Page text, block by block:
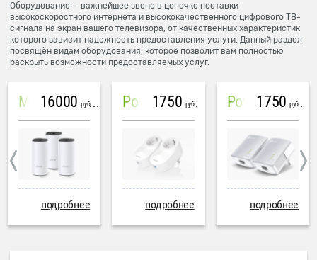
Оборудование — важнейшее звено в цепочке поставки
высокоскоростного интернета и высококачественного цифрового ТВ-
сигнала на экран вашего телевизора, от качественных характеристик
которого зависит надежность предоставления услуги. Данный раздел
посвящён видам оборудования, которое позволит вам полностью
раскрыть возможности предоставляемых услуг.
Mesh система TP-Link Deco M4 (3 устройства)
16000 руб
подробнее
PowerLine Tenda PH6
1750 руб
подробнее
PowerLine TP-Link AV600
1750 руб
подробнее